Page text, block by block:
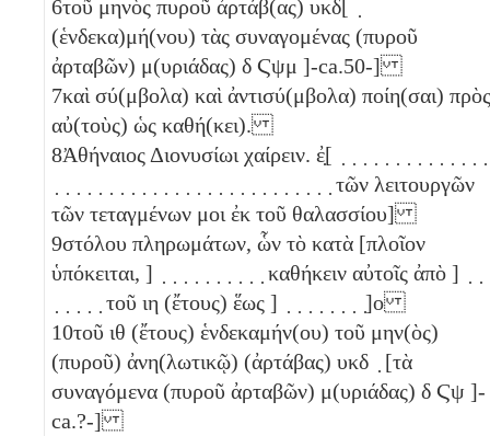
6τοῦ μηνὸς πυροῦ ἀρτάβ(ας) υκδ
(ἑνδεκα)μή(νου) τὰς συναγομένας (πυροῦ
ἀρταβῶν) μ(υριάδας) δ Ϛψμ ]-ca.50-]
7καὶ σύ(μβολα) καὶ ἀντισύ(μβολα) ποίη(σαι) πρὸς
αὐ(τοὺς) ὡς καθή(κει).
8Ἀθήναιος Διονυσίωι χαίρειν. ἐ̣[ ̣ ̣ ̣ ̣ ̣ ̣ ̣ ̣ ̣ ̣ ̣ ̣ ̣ ̣
̣ ̣ ̣ ̣ ̣ ̣ ̣ ̣ ̣ ̣ ̣ ̣ ̣ ̣ ̣ ̣ ̣ ̣ ̣ ̣ ̣ ̣ ̣ ̣ ̣ ̣ τῶν λειτουργῶν
τῶν τεταγμένων μοι ἐκ τοῦ θαλασσίου]
9στόλου πληρωμάτων, ὧν τὸ κατὰ [πλοῖον
ὑπόκειται, ] ̣ ̣ ̣ ̣ ̣ ̣ ̣ ̣ ̣ ̣ καθήκειν αὐτοῖς ἀπὸ ]
̣ ̣ ̣ ̣ ̣ τοῦ ιη (ἔτους) ἕως ] ̣ ̣ ̣ ̣ ̣ ̣ ̣ ̣]ο
10τοῦ ιθ (ἔτους) ἑνδεκαμήν(ου) τοῦ μην(ὸς)
(πυροῦ) ἀνη(λωτικῷ) (ἀρτάβας) υκδ ̣ [τὰ
συναγόμενα (πυροῦ ἀρταβῶν) μ(υριάδας) δ Ϛψ ]-
ca.?-]